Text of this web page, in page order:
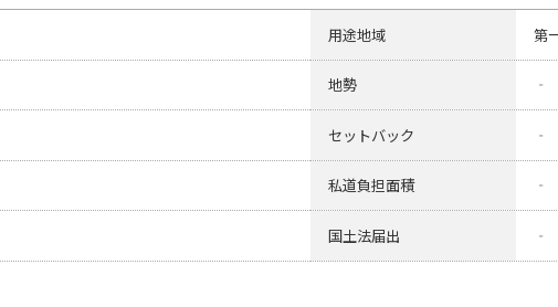
用途地域 第
地勢 ‐
セットバック ‐
私道負担面積 ‐
国土法届出 ‐